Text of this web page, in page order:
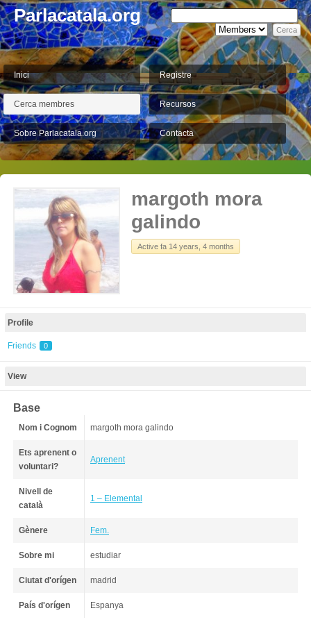
Parlacatala.org
Inici Registre
Cerca membres Recursos
Sobre Parlacatala.org Contacta
margoth mora
galindo
Active fa 14 years, 4 months
Profile
Friends 0
View
Base
Nom i Cognom margoth mora galindo
Ets aprenent o
voluntari?
Aprenent
Nivell de
català
1 – Elemental
Gènere Fem.
Sobre mi estudiar
Ciutat d'orígen madrid
País d'orígen Espanya